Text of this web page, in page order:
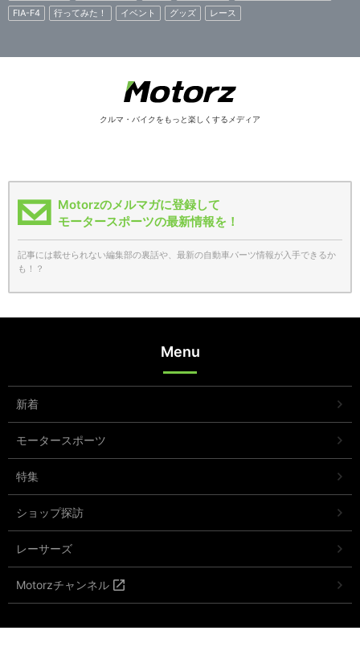
FIA-F4
行ってみた！ イベント グッズ レース
クルマ・バイクをもっと楽しくするメディア
Motorzのメルマガに登録して
モータースポーツの最新情報を！
記事には載せられない編集部の裏話や、最新の自動車パーツ情報が入手できるか
も！？
Menu
新着
モータースポーツ
特集
ショップ探訪
レーサーズ
Motorzチャンネル